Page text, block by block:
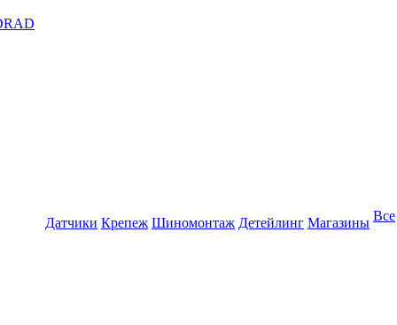
Датчики Крепеж Шиномонтаж Детейлинг Магазины Все